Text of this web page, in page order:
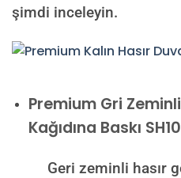
şimdi inceleyin.
Premium Gri
Kağıdına Baskı
Geri zeminli hasır